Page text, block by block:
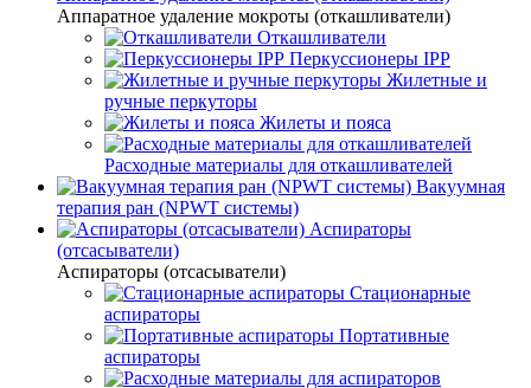
Аппаратное удаление мокроты (откашливатели)
Откашливатели
Перкуссионеры IPP
Жилетные и
ручные перкуторы
Жилеты и пояса
Расходные материалы для откашливателей
Вакуумная
терапия ран (NPWT системы)
Аспираторы
(отсасыватели)
Аспираторы (отсасыватели)
Стационарные
аспираторы
Портативные
аспираторы